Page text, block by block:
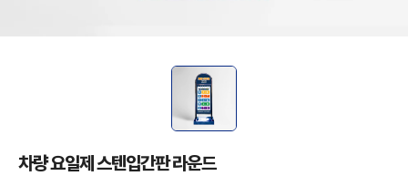
차량 요일제 스텐입간판 라운드